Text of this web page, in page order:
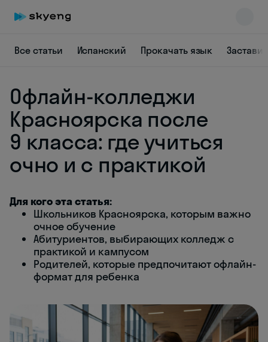
Все статьи Испанский Прокачать язык
Офлайн-колледжи
Красноярска после
9 класса: где учиться
очно и с практикой
Для кого эта статья:
Школьников Красноярска, которым важно
очное обучение
Абитуриентов, выбирающих колледж с
практикой и кампусом
Родителей, которые предпочитают офлайн-
формат для ребенка
online